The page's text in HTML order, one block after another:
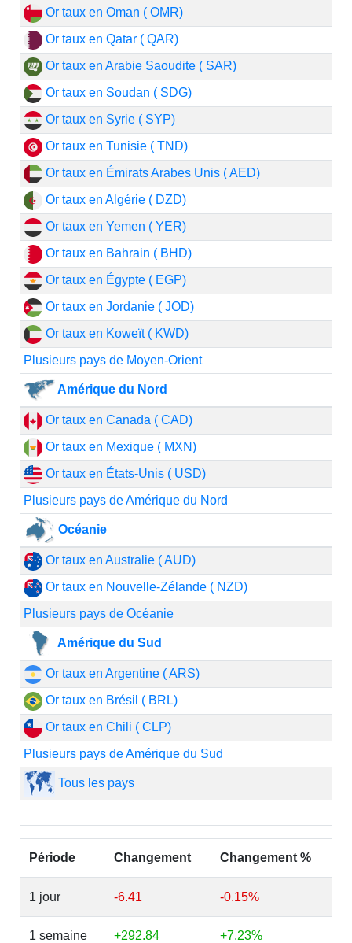
Or taux en Oman ( OMR)
Or taux en Qatar ( QAR)
Or taux en Arabie Saoudite ( SAR)
Or taux en Soudan ( SDG)
Or taux en Syrie ( SYP)
Or taux en Tunisie ( TND)
Or taux en Émirats Arabes Unis ( AED)
Or taux en Algérie ( DZD)
Or taux en Yemen ( YER)
Or taux en Bahrain ( BHD)
Or taux en Égypte ( EGP)
Or taux en Jordanie ( JOD)
Or taux en Koweït ( KWD)
Plusieurs pays de Moyen-Orient
Amérique du Nord
Or taux en Canada ( CAD)
Or taux en Mexique ( MXN)
Or taux en États-Unis ( USD)
Plusieurs pays de Amérique du Nord
Océanie
Or taux en Australie ( AUD)
Or taux en Nouvelle-Zélande ( NZD)
Plusieurs pays de Océanie
Amérique du Sud
Or taux en Argentine ( ARS)
Or taux en Brésil ( BRL)
Or taux en Chili ( CLP)
Plusieurs pays de Amérique du Sud
Tous les pays
Période Changement Changement %
1 jour -6.41 -0.15%
1 semaine +292.84 +7.23%